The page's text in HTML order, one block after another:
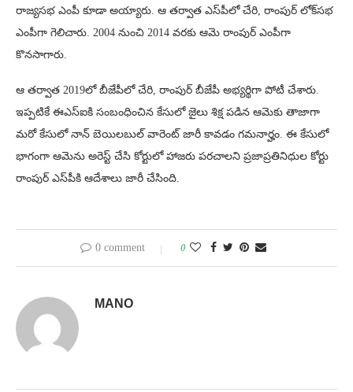
రాజ్యసభ ఎంపీ కూడా అయ్యారు. ఆ తర్వాత ఎస్​పీలో చేరి, రాంపుర్​ లోక్​సభ
ఎంపీగా గెలిచారు. 2004 నుంచి 2014 వరకు ఆమె రాంపుర్​ ఎంపీగా
కొనసాగారు.
ఆ తర్వాత 2019లో బీజేపీలో చేరి, రాంపుర్​ బీజేపీ అభ్యర్థిగా పోటీ చేశారు.
ఇప్పటికే ఈఎస్​ఐకి సంబంధించిన కేసులో జైలు శిక్ష పడిన ఆమెకు తాజాగా
మరో కేసులో నాన్​ బెయిలబుల్​ వారెంట్ జారీ కావడం గమనార్హం. ఈ కేసులో
భాగంగా ఆమెను అరెస్ట్ చేసి కోర్టులో హాజరు పరచాలని ప్రజాప్రతినిధుల కోర్టు
రాంపుర్​ ఎస్​పీకి ఆదేశాలు జారీ చేసింది.
0 comment 0
MANO